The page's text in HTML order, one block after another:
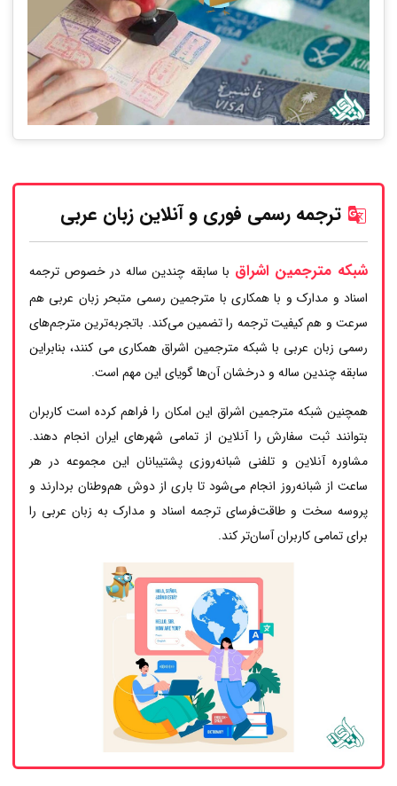
ترجمه رسمی فوری و آنلاین زبان عربی
شبکه مترجمین اشراق با سابقه چندین ساله در خصوص ترجمه
اسناد و مدارک و با همکاری با مترجمین رسمی متبحر زبان عربی هم
سرعت و هم کیفیت ترجمه را تضمین می‌کند. باتجربه‌ترین مترجم‌های
رسمی زبان عربی با شبکه مترجمین اشراق همکاری می کنند، بنابراین
سابقه چندین ساله و درخشان آن‌ها گویای این مهم است.
همچنین شبکه مترجمین اشراق این امکان را فراهم کرده است کاربران
بتوانند ثبت سفارش را آنلاین از تمامی شهرهای ایران انجام دهند.
مشاوره آنلاین و تلفنی شبانه‌روزی پشتیبانان این مجموعه در هر
ساعت از شبانه‌روز انجام می‌شود تا باری از دوش هم‌وطنان بردارند و
پروسه سخت و طاقت‌فرسای ترجمه اسناد و مدارک به زبان عربی را
برای تمامی کاربران آسان‌تر کند.